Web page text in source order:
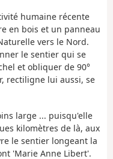
humaine récente
en bois et un panneau
vers le Nord.
le sentier qui se
et obliquer de 90°
rectiligne lui aussi, se
large ... puisqu'elle
kilomètres de là, aux
le sentier longeant la
'Marie Anne Libert'.